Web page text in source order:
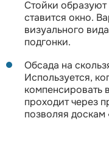
Стойки
ставится окно.
визуального
подгонки.
Обсада на
Используется,
компенсировать
проходит через
позволяя доскам